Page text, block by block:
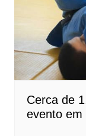
Cerca de
evento em